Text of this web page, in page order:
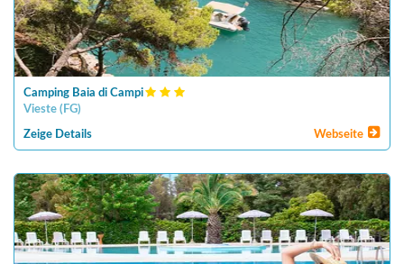
Camping Baia di Campi
Vieste ( FG)
Zeige Details Webseite